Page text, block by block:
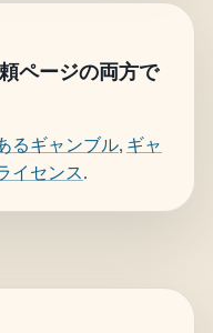
ページの両方で
るギャンブル, ギャ
イセンス.